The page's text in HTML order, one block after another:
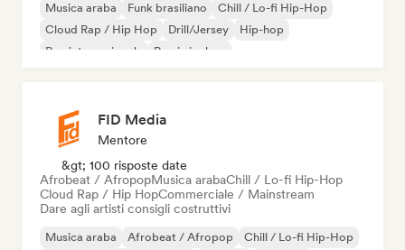
Musica araba Funk brasiliano
Chill / Lo-fi Hip-Hop
Cloud Rap / Hip Hop
Drill/Jersey
Hip-hop
Rap internazionale
Rap in inglese
FID Media
Mentore
&gt; 100 risposte date
Afrobeat / AfropopMusica arabaChill / Lo-fi Hip-Hop
Cloud Rap / Hip HopCommerciale / Mainstream
Dare agli artisti consigli costruttivi
Musica araba Afrobeat / Afropop Chill / Lo-fi Hip-Hop